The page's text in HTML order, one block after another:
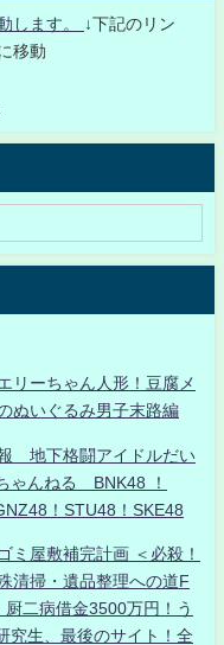
します。
↓下記のリン
移動
リーちゃん人形！豆腐メ
ぬいぐるみ男子末路編
地下格闘アイドルだい
ゃんねる BNK48 ！
！STU48！SKE48
ミ屋敷補完計画 ＜必殺！
清掃・遺品整理への道F
二病借金3500万円！う
究生、最後のサイト！全